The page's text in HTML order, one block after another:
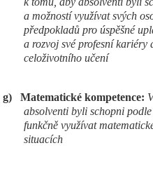
a možností využívat svých
předpokladů pro úspěšné
a rozvoj své profesní kariéry
celoživotního učení
g) Matematické kompetence:
absolventi byli schopni
funkčně využívat
situacích